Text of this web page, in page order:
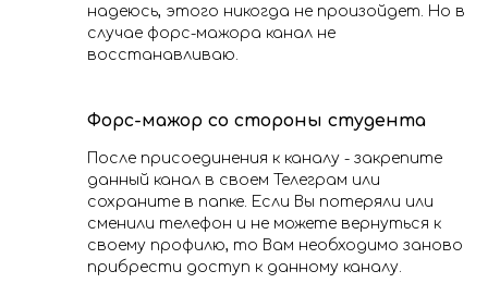
надеюсь, этого никогда не произойдет. Но в
случае форс-мажора канал не
восстанавливаю.
Форс-мажор со стороны студента
После присоединения к каналу - закрепите
данный канал в своем Телеграм или
сохраните в папке. Если Вы потеряли или
сменили телефон и не можете вернуться к
своему профилю, то Вам необходимо заново
прибрести доступ к данному каналу.